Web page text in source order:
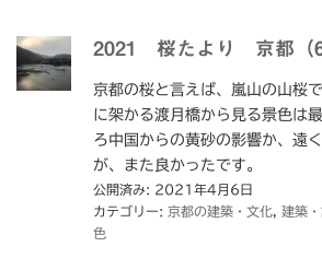
2021 桜たより 京都（
京都の桜と言えば、嵐山の山桜
に架かる渡月橋から見る景色は
ろ中国からの黄砂の影響か、遠
が、また良かったです。
公開済み: 2021年4月6日
カテゴリー: 京都の建築・文化 建築
色